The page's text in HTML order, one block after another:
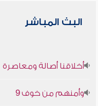
البث المباشر
أخلاقنا أصالة ومعاصرة
وأمنهم من خوف 9